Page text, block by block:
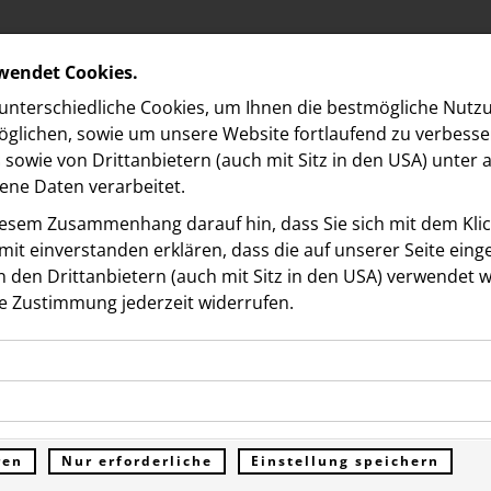
berät Porsche Bank
über €540,8 Millionen
Cookies.
Cookies, um Ihnen die best­mögliche
sowie um unsere Website fortlaufend zu
von Drittanbietern (auch mit Sitz in den USA) unter
Daten verarbeitet.
Zusammenhang darauf hin, dass Sie sich mit dem
ein­ver­standen erklären, dass die auf unserer Seite
den Drittanbietern (auch mit Sitz in den USA) verwendet
Zustimmung jederzeit widerrufen.
ermöglichen grundlegende Funktionen und sind für
der Website erforderlich. Diese Cookies
Daten und werden an keine Dritten übermittelt.
erfassen Informationen anonym. Diese Informationen
unsere Besucher unsere Website nutzen.
Nur erforderliche Einstellung speichern